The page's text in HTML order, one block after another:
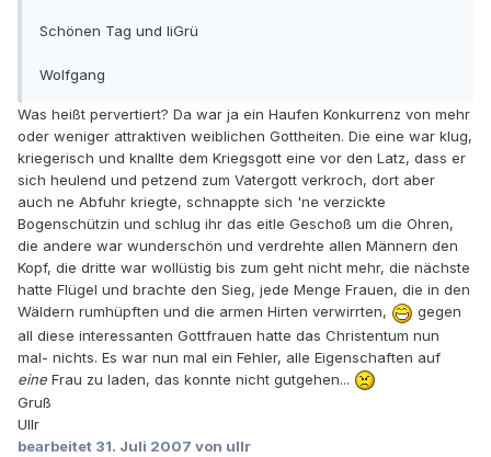
Schönen Tag und liGrü
Wolfgang
Was heißt pervertiert? Da war ja ein Haufen Konkurrenz von mehr
oder weniger attraktiven weiblichen Gottheiten. Die eine war klug,
kriegerisch und knallte dem Kriegsgott eine vor den Latz, dass er
sich heulend und petzend zum Vatergott verkroch, dort aber
auch ne Abfuhr kriegte, schnappte sich 'ne verzickte
Bogenschützin und schlug ihr das eitle Geschoß um die Ohren,
die andere war wunderschön und verdrehte allen Männern den
Kopf, die dritte war wollüstig bis zum geht nicht mehr, die nächste
hatte Flügel und brachte den Sieg, jede Menge Frauen, die in den
Wäldern rumhüpften und die armen Hirten verwirrten,
gegen
all diese interessanten Gottfrauen hatte das Christentum nun
mal- nichts. Es war nun mal ein Fehler, alle Eigenschaften auf
eine Frau zu laden, das konnte nicht gutgehen...
Gruß
Ullr
bearbeitet 31. Juli 2007 von ullr